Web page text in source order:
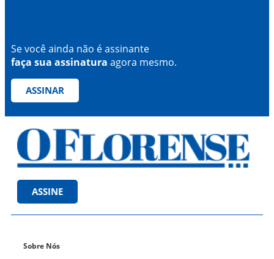
Se você ainda não é assinante
faça sua assinatura agora mesmo.
ASSINAR
ASSINE
Sobre Nós